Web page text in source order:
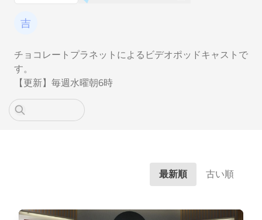
チョコレートプラネットによるビデオポッドキャストで
す。
【更新】毎週水曜朝6時
最新順 古い順